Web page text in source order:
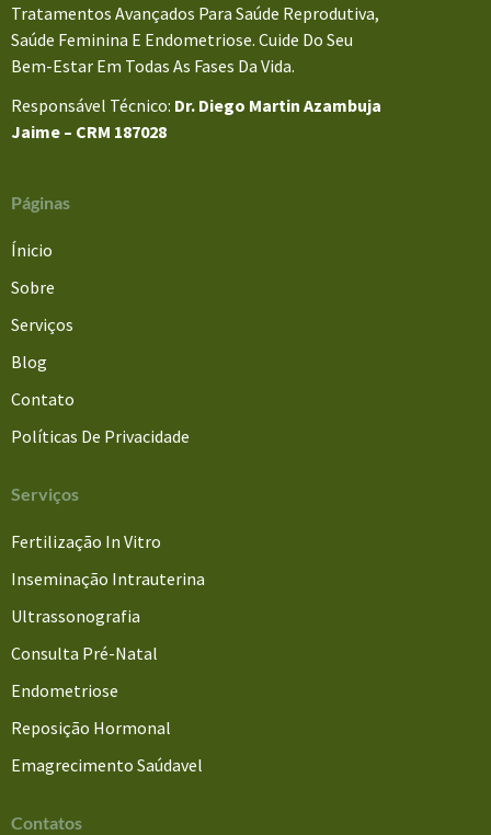
Tratamentos Avançados Para Saúde Reprodutiva,
Saúde Feminina E Endometriose. Cuide Do Seu
Bem-Estar Em Todas As Fases Da Vida.
Responsável Técnico: Dr. Diego Martin Azambuja
Jaime – CRM 187028
Páginas
Ínicio
Sobre
Serviços
Blog
Contato
Políticas De Privacidade
Serviços
Fertilização In Vitro
Inseminação Intrauterina
Ultrassonografia
Consulta Pré-Natal
Endometriose
Reposição Hormonal
Emagrecimento Saúdavel
Contatos